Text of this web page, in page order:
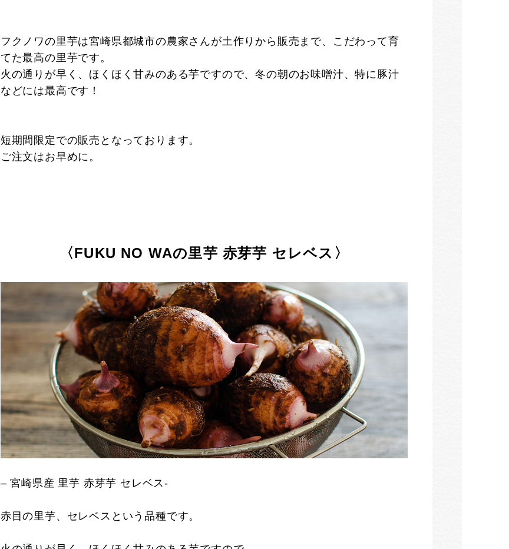
フクノワの里芋は宮崎県都城市の農家さんが土作りから販売まで、こだわって育
てた最高の里芋です。
火の通りが早く、ほくほく甘みのある芋ですので、冬の朝のお味噌汁、特に豚汁
などには最高です！
短期間限定での販売となっております。
ご注文はお早めに。
〈FUKU NO WAの里芋 赤芽芋 セレベス〉
– 宮崎県産 里芋 赤芽芋 セレベス-
赤目の里芋、セレベスという品種です。